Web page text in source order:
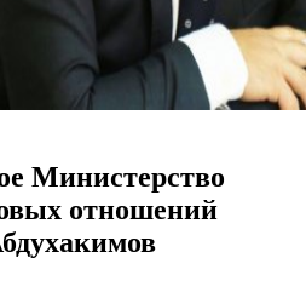
Министерство
отношений